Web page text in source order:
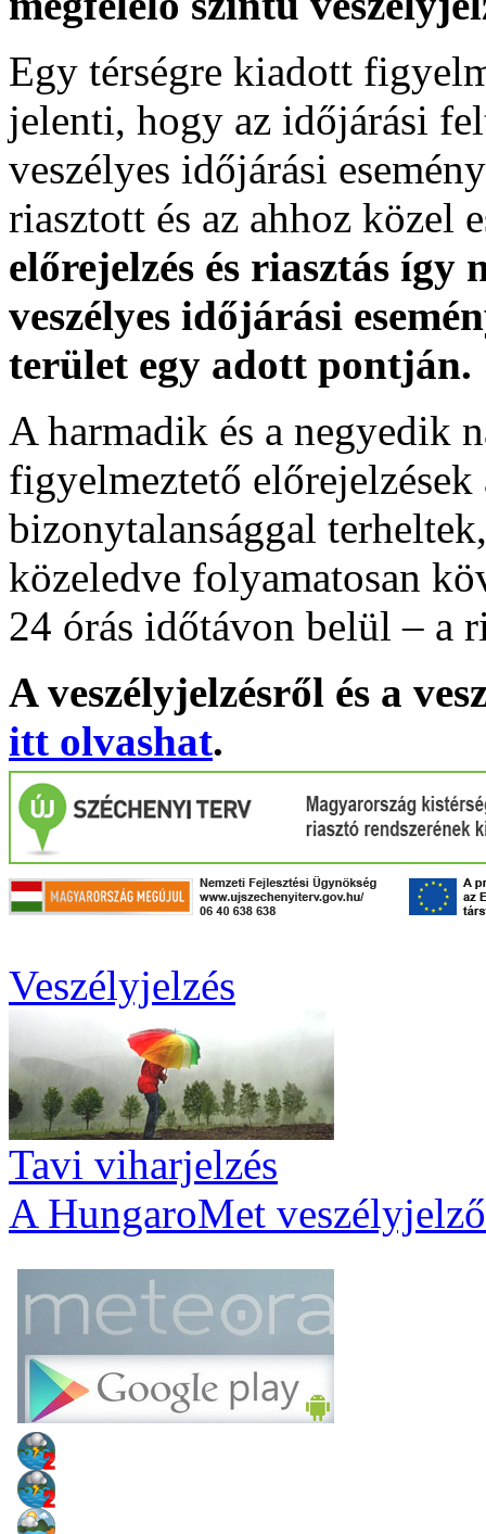
Egy térségre kiadott
jelenti, hogy az időjárási
veszélyes időjárási
riasztott és az ahhoz közel
előrejelzés és riasztás
veszélyes időjárási
terület egy adott pontján.
A harmadik és a negyedik
figyelmeztető
bizonytalansággal
közeledve folyamatosan
24 órás időtávon belül – a
A veszélyjelzésről és a
itt olvashat.
Veszélyjelzés
Tavi viharjelzés
A HungaroMet